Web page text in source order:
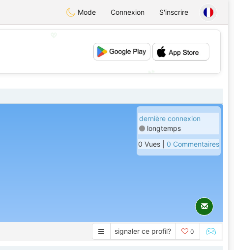
Mode Connexion S'inscrire
dernière connexion
longtemps
0 Vues | 0 Commentaires
signaler ce profil? 0